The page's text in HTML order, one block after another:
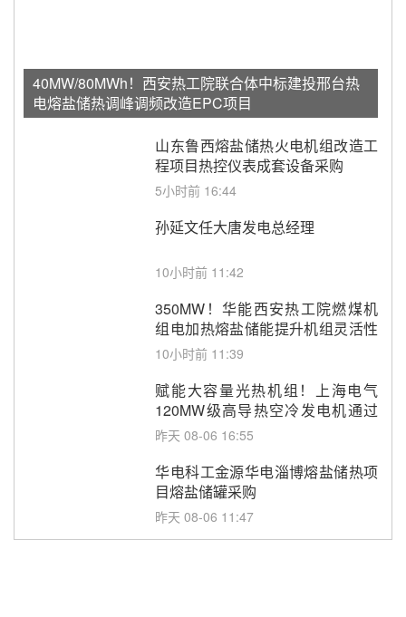
40MW/80MWh！西安热工院联合体中标建投邢台热
电熔盐储热调峰调频改造EPC项目
山东鲁西熔盐储热火电机组改造工
程项目热控仪表成套设备采购
5小时前 16:44
孙延文任大唐发电总经理
10小时前 11:42
350MW！华能西安热工院燃煤机
组电加热熔盐储能提升机组灵活性
改造项目初步设计第三方评审服务
10小时前 11:39
赋能大容量光热机组！上海电气
120MW级高导热空冷发电机通过
型式试验
昨天 08-06 16:55
华电科工金源华电淄博熔盐储热项
目熔盐储罐采购
昨天 08-06 11:47